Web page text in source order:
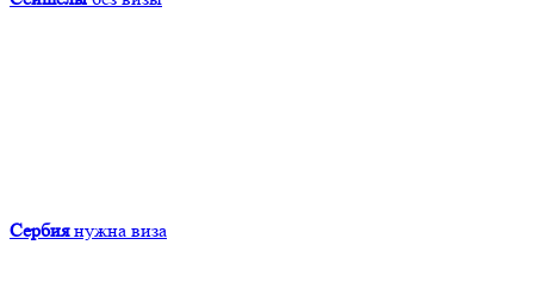
Сербия нужна виза